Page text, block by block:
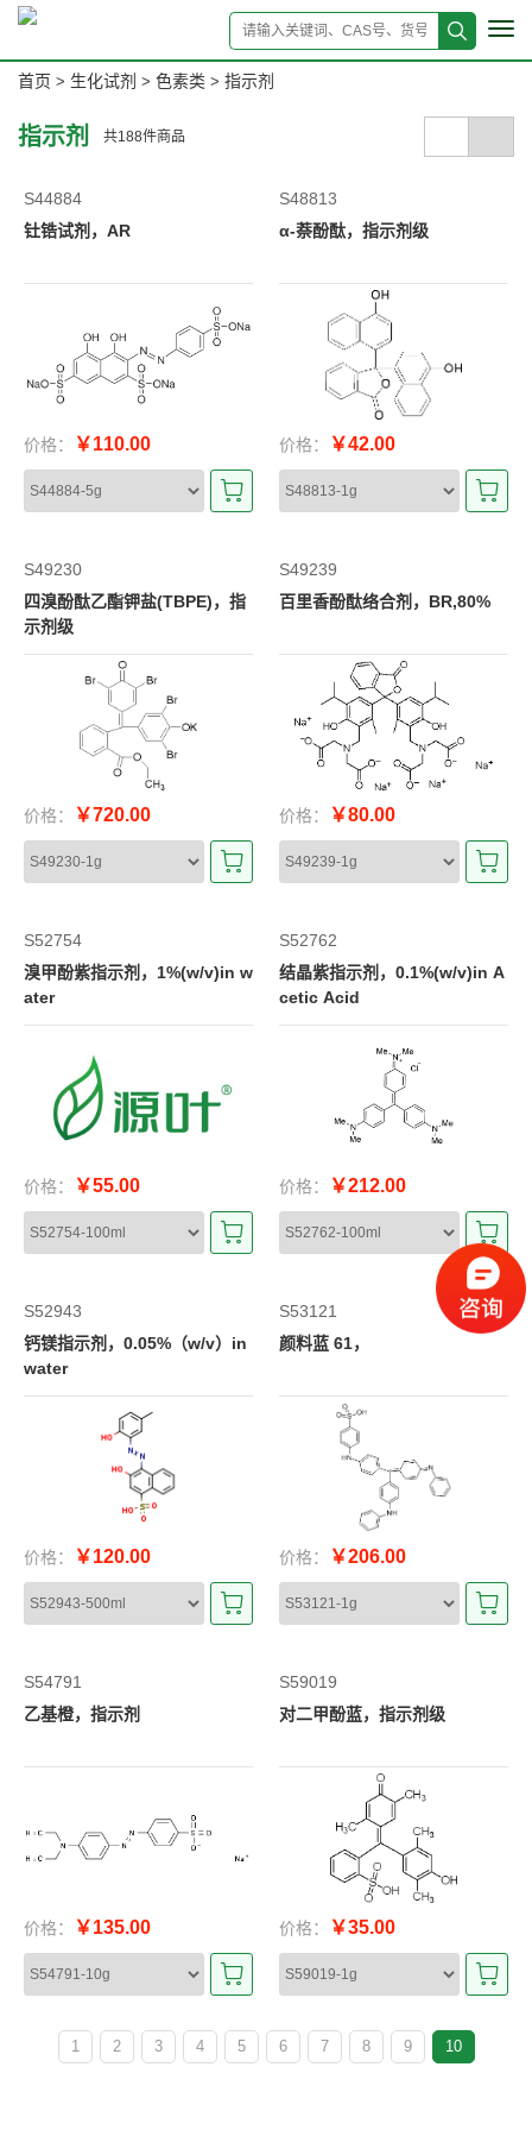
首页 > 生化试剂 > 色素类 > 指示剂
指示剂 共188件商品
S44884
钍锆试剂，AR
价格： ￥110.00
S48813
α-萘酚酞，指示剂级
价格： ￥42.00
S49230
四溴酚酞乙酯钾盐(TBPE)，指
示剂级
价格： ￥720.00
S49239
百里香酚酞络合剂，BR,80%
价格： ￥80.00
S52754
溴甲酚紫指示剂，1%(w/v)in w
ater
价格： ￥55.00
S52762
结晶紫指示剂，0.1%(w/v)in A
cetic Acid
价格： ￥212.00
S52943
钙镁指示剂，0.05%（w/v）in
water
价格： ￥120.00
S53121
颜料蓝 61，
价格： ￥206.00
S54791
乙基橙，指示剂
价格： ￥135.00
S59019
对二甲酚蓝，指示剂级
价格： ￥35.00
1 2 3 4 5 6 7 8 9 10